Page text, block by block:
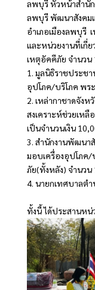
ลพบุรี หัวหน้าสำนัก
ลพบุรี พัฒนาสังคม
อำเภอเมืองลพบุรี
และหน่วยงานที่เกี่
เหตุอัคคีภัย จำนวน
1. มูลนิธิราชประช
อุปโภค/บริโภค พร
2. เหล่ากาชาดจัง
สงเคราะห์ช่วยเห
เป็นจำนวนเงิน
3. สำนักงานพัฒนา
มอบเครื่องอุปโภค/
ภัย(ทั้งหลัง) จำนวน
4. นายกเทศบาลต
ทั้งนี้ ได้ประสานหน่